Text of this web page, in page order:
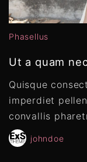
Phasellus
Ut a quam
Quisque
imperdiet
convallis
johndoe